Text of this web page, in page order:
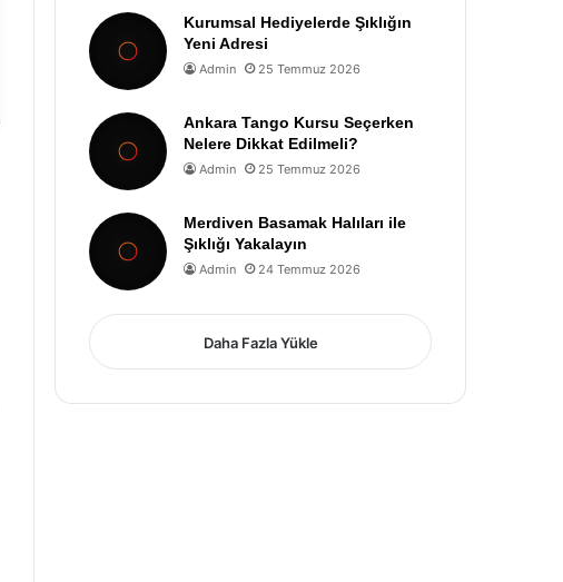
Kurumsal Hediyelerde Şıklığın
Yeni Adresi
Admin 25 Temmuz 2026
Ankara Tango Kursu Seçerken
Nelere Dikkat Edilmeli?
Admin 25 Temmuz 2026
Merdiven Basamak Halıları ile
Şıklığı Yakalayın
Admin 24 Temmuz 2026
Daha Fazla Yükle